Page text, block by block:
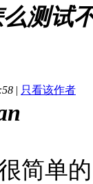
测试
| 只看该作者
简单